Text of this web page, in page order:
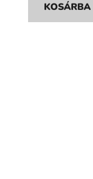
KOSÁRBA